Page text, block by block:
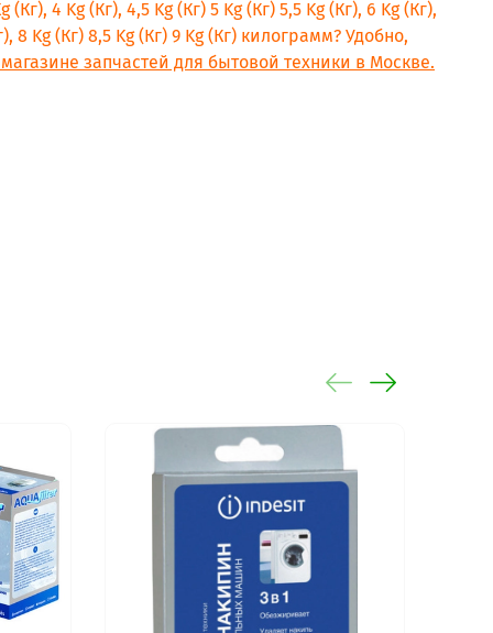
4 Kg (Кг), 4,5 Kg (Кг) 5 Kg (Кг) 5,5 Kg (Кг), 6 Kg (Кг),
8 Kg (Кг) 8,5 Kg (Кг) 9 Kg (Кг) килограмм? Удобно,
запчастей для бытовой техники в Москве.